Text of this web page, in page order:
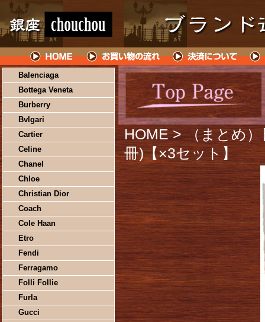
Balenciaga
Bottega Veneta
Burberry
Bvlgari
Cartier
Celine
Chanel
Chloe
Christian Dior
Coach
Cole Haan
Etro
Fendi
Ferragamo
Folli Follie
Furla
Gucci
HOME > （まとめ
冊)【×3セット】